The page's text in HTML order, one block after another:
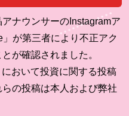
ナウンサーのInstagramア
が第三者により不正アク
が確認されました。
おいて投資に関する投稿
の投稿は本人および弊社